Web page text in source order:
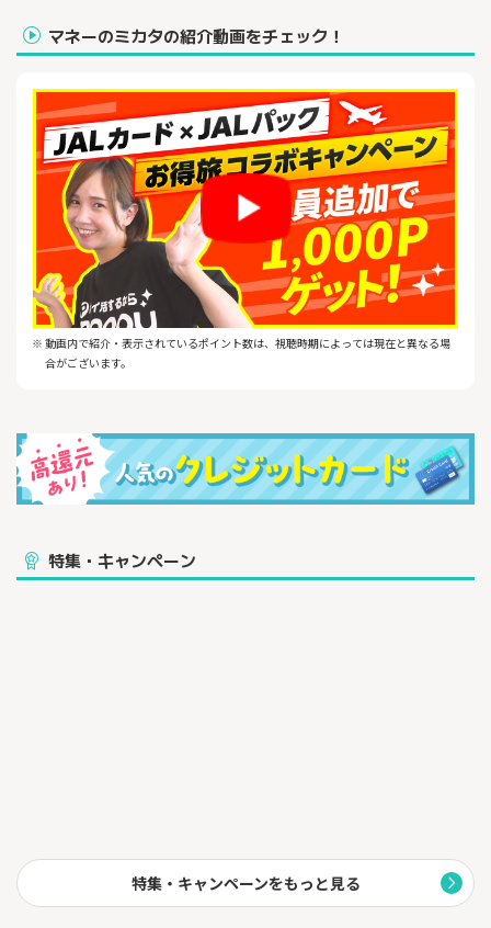
マネーのミカタの紹介動画をチェック！
※ 動画内で紹介・表示されているポイント数は、視聴時期によっては現在と異なる場
合がございます。
特集・キャンペーン
特集・キャンペーンをもっと見る